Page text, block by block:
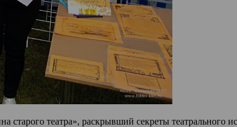
старого театра», раскрывший секреты театрального